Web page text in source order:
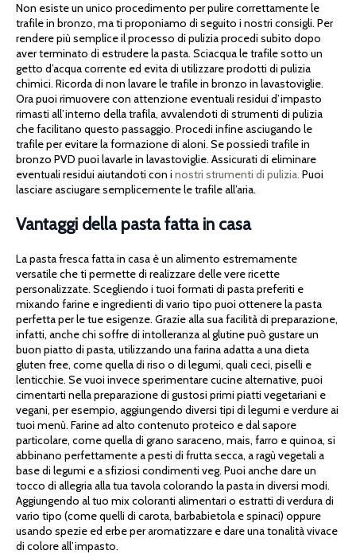
Non esiste un unico procedimento per pulire correttamente le
trafile in bronzo, ma ti proponiamo di seguito i nostri consigli. Per
rendere più semplice il processo di pulizia procedi subito dopo
aver terminato di estrudere la pasta. Sciacqua le trafile sotto un
getto d’acqua corrente ed evita di utilizzare prodotti di pulizia
chimici. Ricorda di non lavare le trafile in bronzo in lavastoviglie.
Ora puoi rimuovere con attenzione eventuali residui d’impasto
rimasti all’interno della trafila, avvalendoti di strumenti di pulizia
che facilitano questo passaggio. Procedi infine asciugando le
trafile per evitare la formazione di aloni. Se possiedi trafile in
bronzo PVD puoi lavarle in lavastoviglie. Assicurati di eliminare
eventuali residui aiutandoti con i nostri strumenti di pulizia. Puoi
lasciare asciugare semplicemente le trafile all’aria.
Vantaggi della pasta fatta in casa
La pasta fresca fatta in casa è un alimento estremamente
versatile che ti permette di realizzare delle vere ricette
personalizzate. Scegliendo i tuoi formati di pasta preferiti e
mixando farine e ingredienti di vario tipo puoi ottenere la pasta
perfetta per le tue esigenze. Grazie alla sua facilità di preparazione,
infatti, anche chi soffre di intolleranza al glutine può gustare un
buon piatto di pasta, utilizzando una farina adatta a una dieta
gluten free, come quella di riso o di legumi, quali ceci, piselli e
lenticchie. Se vuoi invece sperimentare cucine alternative, puoi
cimentarti nella preparazione di gustosi primi piatti vegetariani e
vegani, per esempio, aggiungendo diversi tipi di legumi e verdure ai
tuoi menù. Farine ad alto contenuto proteico e dal sapore
particolare, come quella di grano saraceno, mais, farro e quinoa, si
abbinano perfettamente a pesti di frutta secca, a ragù vegetali a
base di legumi e a sfiziosi condimenti veg. Puoi anche dare un
tocco di allegria alla tua tavola colorando la pasta in diversi modi.
Aggiungendo al tuo mix coloranti alimentari o estratti di verdura di
vario tipo (come quelli di carota, barbabietola e spinaci) oppure
usando spezie ed erbe per aromatizzare e dare una tonalità vivace
di colore all’impasto.